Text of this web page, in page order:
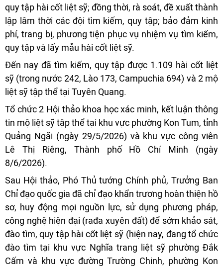
quy tập hài cốt liệt sỹ; đồng thời, rà soát, đề xuất thành
lập lâm thời các đội tìm kiếm, quy tập; bảo đảm kinh
phí, trang bị, phương tiện phục vụ nhiệm vụ tìm kiếm,
quy tập và lấy mẫu hài cốt liệt sỹ.
Đến nay đã tìm kiếm, quy tập được 1.109 hài cốt liệt
sỹ (trong nước 242, Lào 173, Campuchia 694) và 2 mộ
liệt sỹ tập thể tại Tuyên Quang.
Tổ chức 2 Hội thảo khoa học xác minh, kết luận thông
tin mộ liệt sỹ tập thể tại khu vực phường Kon Tum, tỉnh
Quảng Ngãi (ngày 29/5/2026) và khu vực công viên
Lê Thị Riêng, Thành phố Hồ Chí Minh (ngày
8/6/2026).
Sau Hội thảo, Phó Thủ tướng Chính phủ, Trưởng Ban
Chỉ đạo quốc gia đã chỉ đạo khẩn trương hoàn thiện hồ
sơ, huy động mọi nguồn lực, sử dụng phương pháp,
công nghệ hiện đại (rađa xuyên đất) để sớm khảo sát,
đào tìm, quy tập hài cốt liệt sỹ (hiện nay, đang tổ chức
đào tìm tại khu vực Nghĩa trang liệt sỹ phường Đắk
Cấm và khu vực đường Trường Chinh, phường Kon